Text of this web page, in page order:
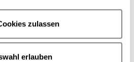
zulassen
erlauben
tut